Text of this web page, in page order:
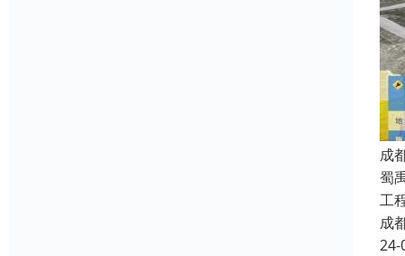
成
蜀
工
成
24-